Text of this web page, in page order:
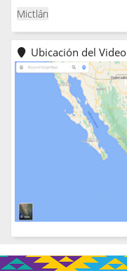
Mictlán
Ubicación del Video